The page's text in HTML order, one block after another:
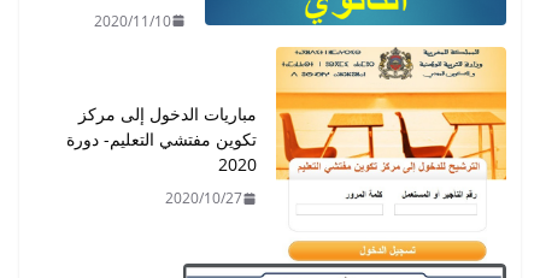
2020/11/10
مباريات الدخول إلى مركز
تكوين مفتشي التعليم- دورة
2020
2020/10/27